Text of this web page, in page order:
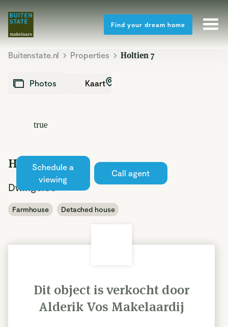
Find your dream home
Buitenstate.nl Properties Holtien 7
Photos Kaart
true
Schedule a
viewing
Call agent
Holtien 7 Sold
Dwingeloo
Farmhouse Detached house
Dit object is verkocht door
Alderik Vos Makelaardij